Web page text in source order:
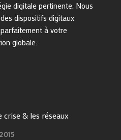
digitale pertinente. Nous
dispositifs digitaux
à votre
globale.
crise & les réseaux